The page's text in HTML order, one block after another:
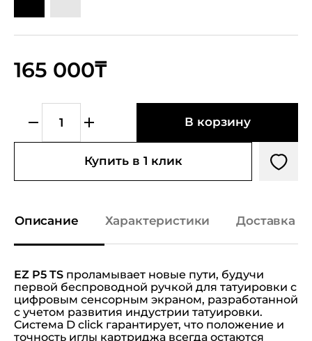
165 000₸
В корзину
Купить в 1 клик
Описание Характеристики Доставка и
EZ P5 TS проламывает новые пути, будучи
первой беспроводной ручкой для татуировки с
цифровым сенсорным экраном, разработанной
с учетом развития индустрии татуировки.
Система D click гарантирует, что положение и
точность иглы картриджа всегда остаются